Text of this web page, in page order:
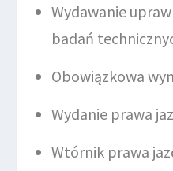
Wydawanie
badań
Obowiązkowa
Wydanie prawa
Wtórnik prawa